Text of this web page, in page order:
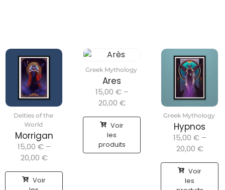
Deities of the
World
Morrigan
15,00 € –
20,00 €
Voir
Greek Mythology
Ares
15,00 € –
20,00 €
Voir
les
produits
Greek Mythology
Hypnos
15,00 € –
20,00 €
Voir
les